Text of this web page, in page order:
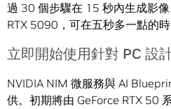
過 30 個步驟在 15 秒內生成影
RTX 5090，可在五秒多一點的時
立即開始使用針對 PC 設
NVIDIA NIM 微服務與 AI
供。初期將由 GeForce RTX 50